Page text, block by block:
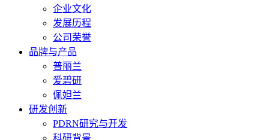
企业文化
发展历程
公司荣誉
品牌与产品
普丽兰
爱碧研
佩妲兰
研发创新
PDRN研究与开发
科研背景